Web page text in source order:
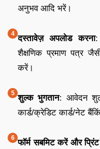
अनुभव आदि भरें।
दस्तावेज़ अपलोड करना:
शैक्षणिक प्रमाण पत्र
करें।
शुल्क भुगतान: आवेदन
कार्ड/क्रेडिट कार्ड/नेट
फॉर्म सबमिट करें और